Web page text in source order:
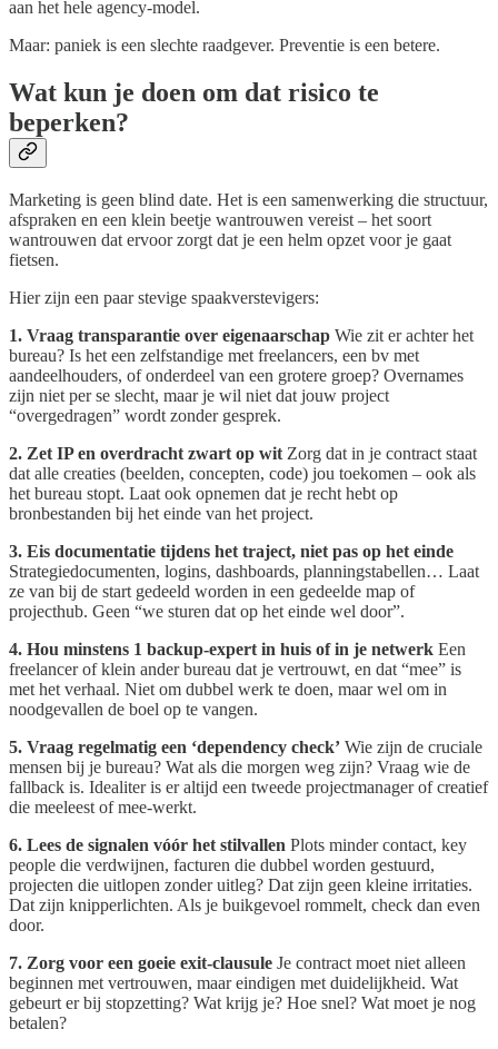
aan het hele agency-model.
Maar: paniek is een slechte raadgever. Preventie is een betere.
Wat kun je doen om dat risico te
beperken?
Marketing is geen blind date. Het is een samenwerking die structuur,
afspraken en een klein beetje wantrouwen vereist – het soort
wantrouwen dat ervoor zorgt dat je een helm opzet voor je gaat
fietsen.
Hier zijn een paar stevige spaakverstevigers:
1. Vraag transparantie over eigenaarschap Wie zit er achter het
bureau? Is het een zelfstandige met freelancers, een bv met
aandeelhouders, of onderdeel van een grotere groep? Overnames
zijn niet per se slecht, maar je wil niet dat jouw project
“overgedragen” wordt zonder gesprek.
2. Zet IP en overdracht zwart op wit Zorg dat in je contract staat
dat alle creaties (beelden, concepten, code) jou toekomen – ook als
het bureau stopt. Laat ook opnemen dat je recht hebt op
bronbestanden bij het einde van het project.
3. Eis documentatie tijdens het traject, niet pas op het einde
Strategiedocumenten, logins, dashboards, planningstabellen… Laat
ze van bij de start gedeeld worden in een gedeelde map of
projecthub. Geen “we sturen dat op het einde wel door”.
4. Hou minstens 1 backup-expert in huis of in je netwerk Een
freelancer of klein ander bureau dat je vertrouwt, en dat “mee” is
met het verhaal. Niet om dubbel werk te doen, maar wel om in
noodgevallen de boel op te vangen.
5. Vraag regelmatig een ‘dependency check’ Wie zijn de cruciale
mensen bij je bureau? Wat als die morgen weg zijn? Vraag wie de
fallback is. Idealiter is er altijd een tweede projectmanager of creatief
die meeleest of mee-werkt.
6. Lees de signalen vóór het stilvallen Plots minder contact, key
people die verdwijnen, facturen die dubbel worden gestuurd,
projecten die uitlopen zonder uitleg? Dat zijn geen kleine irritaties.
Dat zijn knipperlichten. Als je buikgevoel rommelt, check dan even
door.
7. Zorg voor een goeie exit-clausule Je contract moet niet alleen
beginnen met vertrouwen, maar eindigen met duidelijkheid. Wat
gebeurt er bij stopzetting? Wat krijg je? Hoe snel? Wat moet je nog
betalen?